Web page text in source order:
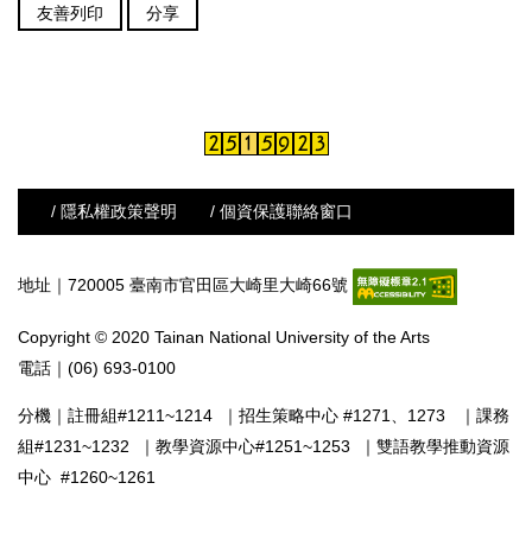
友善列印 分享
/ 隱私權政策聲明 / 個資保護聯絡窗口
地址｜720005 臺南市官田區大崎里大崎66號
Copyright © 2020 Tainan National University of the Arts
電話｜(06) 693-0100
分機｜ 註冊組#1211~1214 ｜ 招生策略中心 #1271、1273 ｜ 課務
組#1231~1232
｜ 教學資源中心#1251~1253 ｜ 雙語教學推動資源
中心 #1260~1261